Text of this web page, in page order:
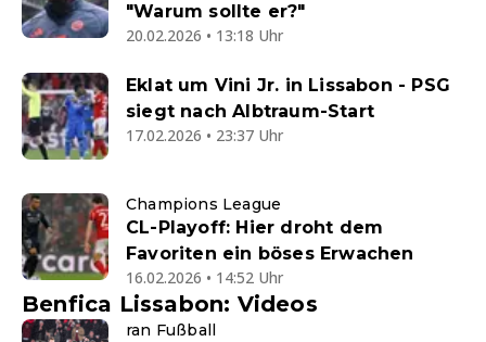
"Warum sollte er?"
20.02.2026 • 13:18 Uhr
Eklat um Vini Jr. in Lissabon - PSG
siegt nach Albtraum-Start
17.02.2026 • 23:37 Uhr
Champions League
CL-Playoff: Hier droht dem
Favoriten ein böses Erwachen
16.02.2026 • 14:52 Uhr
Benfica Lissabon: Videos
ran Fußball